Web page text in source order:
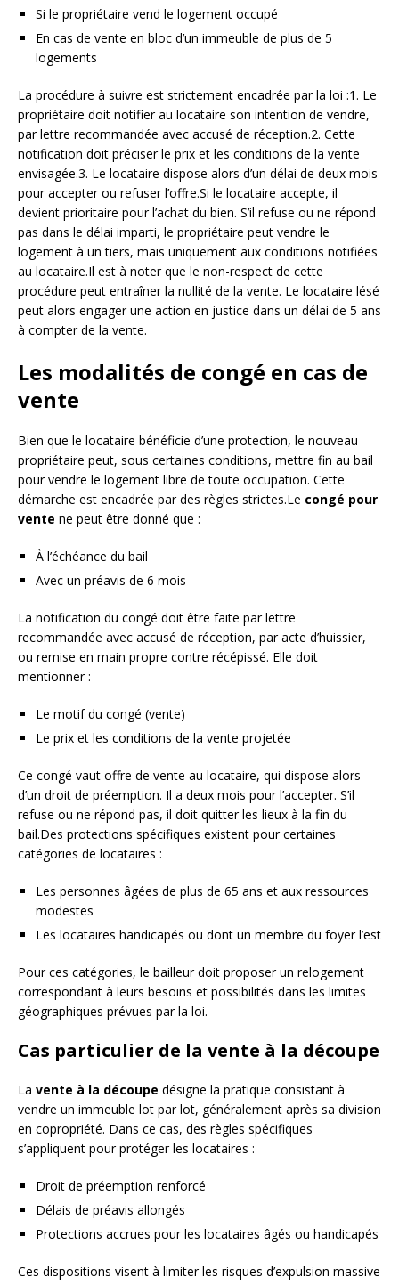
Si le propriétaire vend le logement occupé
En cas de vente en bloc d’un immeuble de plus de 5
logements
La procédure à suivre est strictement encadrée par la loi :1. Le
propriétaire doit notifier au locataire son intention de vendre,
par lettre recommandée avec accusé de réception.2. Cette
notification doit préciser le prix et les conditions de la vente
envisagée.3. Le locataire dispose alors d’un délai de deux mois
pour accepter ou refuser l’offre.Si le locataire accepte, il
devient prioritaire pour l’achat du bien. S’il refuse ou ne répond
pas dans le délai imparti, le propriétaire peut vendre le
logement à un tiers, mais uniquement aux conditions notifiées
au locataire.Il est à noter que le non-respect de cette
procédure peut entraîner la nullité de la vente. Le locataire lésé
peut alors engager une action en justice dans un délai de 5 ans
à compter de la vente.
Les modalités de congé en cas de
vente
Bien que le locataire bénéficie d’une protection, le nouveau
propriétaire peut, sous certaines conditions, mettre fin au bail
pour vendre le logement libre de toute occupation. Cette
démarche est encadrée par des règles strictes.Le congé pour
vente ne peut être donné que :
À l’échéance du bail
Avec un préavis de 6 mois
La notification du congé doit être faite par lettre
recommandée avec accusé de réception, par acte d’huissier,
ou remise en main propre contre récépissé. Elle doit
mentionner :
Le motif du congé (vente)
Le prix et les conditions de la vente projetée
Ce congé vaut offre de vente au locataire, qui dispose alors
d’un droit de préemption. Il a deux mois pour l’accepter. S’il
refuse ou ne répond pas, il doit quitter les lieux à la fin du
bail.Des protections spécifiques existent pour certaines
catégories de locataires :
Les personnes âgées de plus de 65 ans et aux ressources
modestes
Les locataires handicapés ou dont un membre du foyer l’est
Pour ces catégories, le bailleur doit proposer un relogement
correspondant à leurs besoins et possibilités dans les limites
géographiques prévues par la loi.
Cas particulier de la vente à la découpe
La vente à la découpe désigne la pratique consistant à
vendre un immeuble lot par lot, généralement après sa division
en copropriété. Dans ce cas, des règles spécifiques
s’appliquent pour protéger les locataires :
Droit de préemption renforcé
Délais de préavis allongés
Protections accrues pour les locataires âgés ou handicapés
Ces dispositions visent à limiter les risques d’expulsion massive